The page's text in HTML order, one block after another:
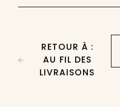
RETOUR À :
AU FIL DES
LIVRAISONS